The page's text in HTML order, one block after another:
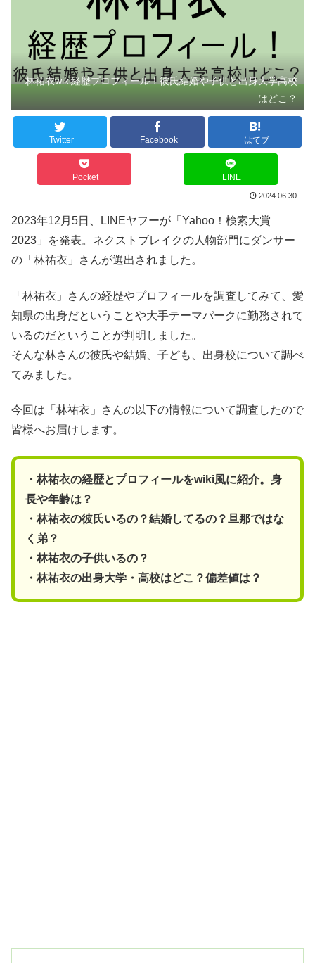
林祐衣wiki経歴プロフィール！彼氏結婚や子供と出身大学高校
はどこ？
Twitter Facebook はてブ
Pocket LINE
2024.06.30
2023年12月5日、LINEヤフーが「Yahoo！検索大賞
2023」を発表。ネクストブレイクの人物部門にダンサー
の「林祐衣」さんが選出されました。
「林祐衣」さんの経歴やプロフィールを調査してみて、愛
知県の出身だということや大手テーマパークに勤務されて
いるのだということが判明しました。
そんな林さんの彼氏や結婚、子ども、出身校について調べ
てみました。
今回は「林祐衣」さんの以下の情報について調査したので
皆様へお届けします。
・林祐衣の経歴とプロフィールをwiki風に紹介。身
長や年齢は？
・林祐衣の彼氏いるの？結婚してるの？旦那ではな
く弟？
・林祐衣の子供いるの？
・林祐衣の出身大学・高校はどこ？偏差値は？